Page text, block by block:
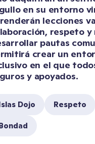
en su entorno
lecciones
respeto y
pautas
crear un
en el que
y apoyados.
Dojo Respeto